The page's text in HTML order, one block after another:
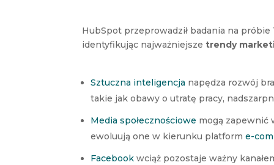
HubSpot przeprowadził badania na
identyfikując najważniejszetrendy
Sztuczna inteligencja napędza rozwój
takie jak obawy o utratę pracy,
Media społecznościowe mogą zapewnić
ewoluują one w kierunku platforme-
Facebook wciąż pozostaje ważny